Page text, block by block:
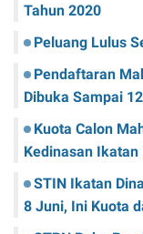
Tahun 2020
Peluang Lulus
Pendaftaran
Dibuka Sampai
Kuota Calon
Kedinasan Ikatan
STIN Ikatan
8 Juni, Ini Kuota